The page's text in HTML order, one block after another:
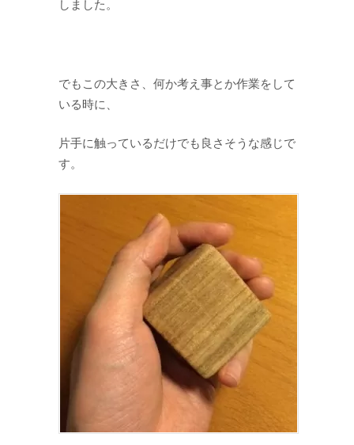
しました。
でもこの大きさ、何か考え事とか作業をして
いる時に、
片手に触っているだけでも良さそうな感じで
す。